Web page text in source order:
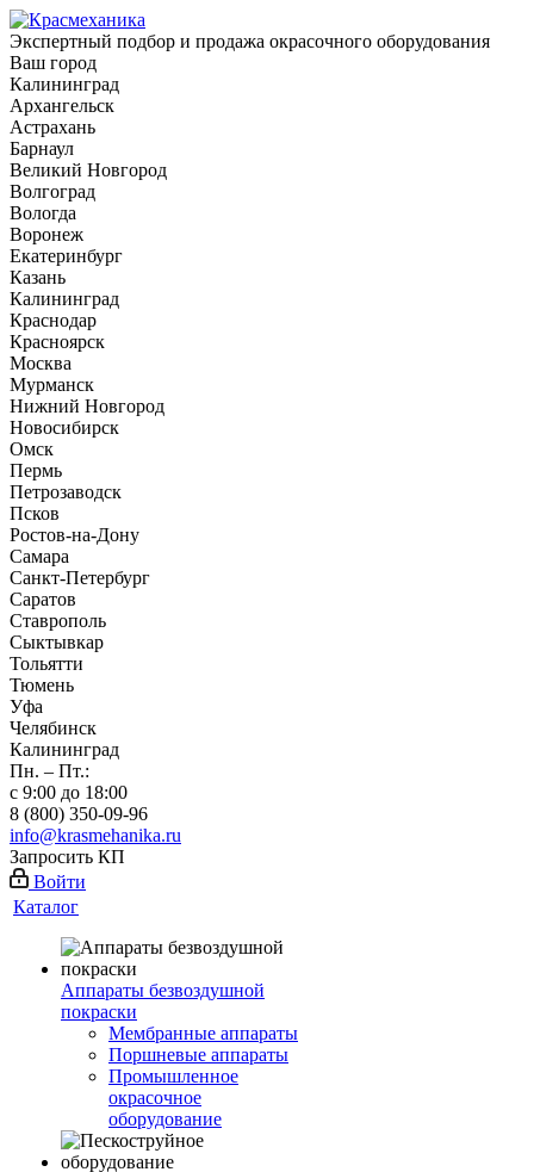
Экспертный подбор и продажа окрасочного оборудования
Ваш город
Калининград
Архангельск
Астрахань
Барнаул
Великий Новгород
Волгоград
Вологда
Воронеж
Екатеринбург
Казань
Калининград
Краснодар
Красноярск
Москва
Мурманск
Нижний Новгород
Новосибирск
Омск
Пермь
Петрозаводск
Псков
Ростов-на-Дону
Самара
Санкт-Петербург
Саратов
Ставрополь
Сыктывкар
Тольятти
Тюмень
Уфа
Челябинск
Калининград
Пн. – Пт.:
с 9:00 до 18:00
8 (800) 350-09-96
info@krasmehanika.ru
Запросить КП
Войти
Каталог
Аппараты безвоздушной
покраски
Мембранные аппараты
Поршневые аппараты
Промышленное
окрасочное
оборудование